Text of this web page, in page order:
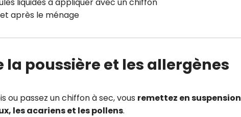
après le ménage
la poussière et les allergènes
ou passez un chiffon à sec, vous remettez en
les acariens et les pollens.